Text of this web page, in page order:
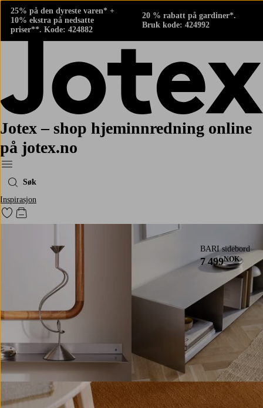
25% på den dyreste varen* +
10% ekstra på nedsatte
priser**. Kode: 424882
20 % rabatt på gardiner*.
Bruk kode: 424992
Jotex – shop hjeminnredning online
på jotex.no
Meny
Søk
Inspirasjon
Gå til favorittmerkede produkter
Gå til handlekurven
BARI sidebord
7 499NOK